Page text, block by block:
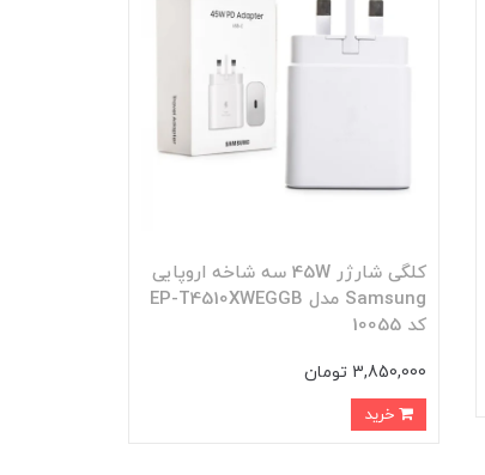
کلگی شارژر 45W سه شاخه اروپایی
Samsung مدل EP-T4510XWEGGB
کد 10055
3,850,000 تومان
خرید